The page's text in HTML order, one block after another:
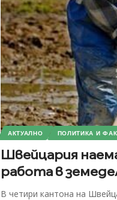
АКТУАЛНО ПОЛИТИКА И
Швейцария
работа в
В четири кантона на